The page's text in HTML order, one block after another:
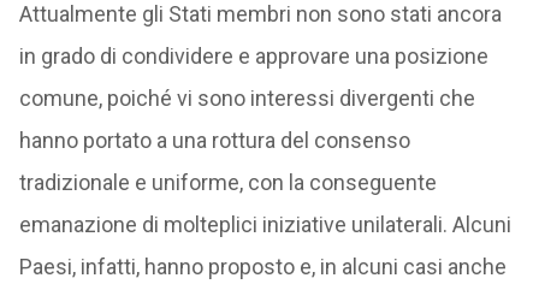
Attualmente gli Stati membri non sono stati ancora
in grado di condividere e approvare una posizione
comune, poiché vi sono interessi divergenti che
hanno portato a una rottura del consenso
tradizionale e uniforme, con la conseguente
emanazione di molteplici iniziative unilaterali. Alcuni
Paesi, infatti, hanno proposto e, in alcuni casi anche